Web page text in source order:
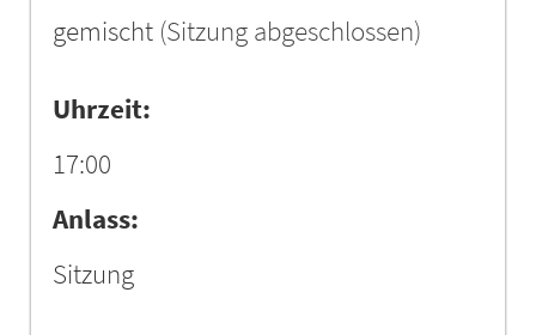
gemischt (Sitzung abgeschlossen)
Uhrzeit:
17:00
Anlass:
Sitzung